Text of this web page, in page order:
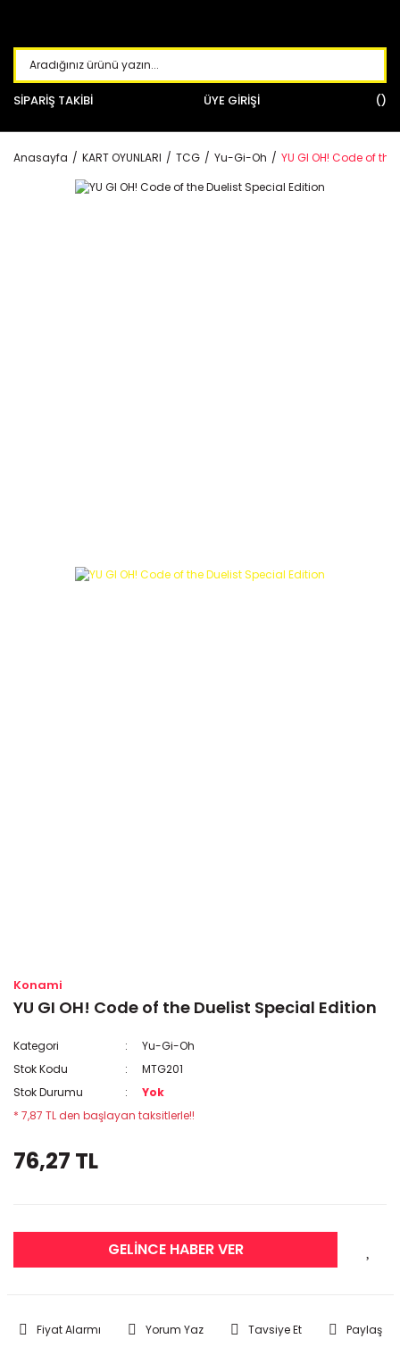
SİPARİŞ TAKİBİ ÜYE GİRİŞİ
Anasayfa KART OYUNLARI TCG Yu-Gi-Oh YU GI OH! Code of
Konami
YU GI OH! Code of the Duelist Special Edition
Kategori
Yu-Gi-Oh
Stok Kodu
MTG201
Stok Durumu
Yok
* 7,87 TL den başlayan taksitlerle!!
76,27 TL
GELİNCE HABER VER
Fiyat Alarmı Yorum Yaz Tavsiye Et Paylaş